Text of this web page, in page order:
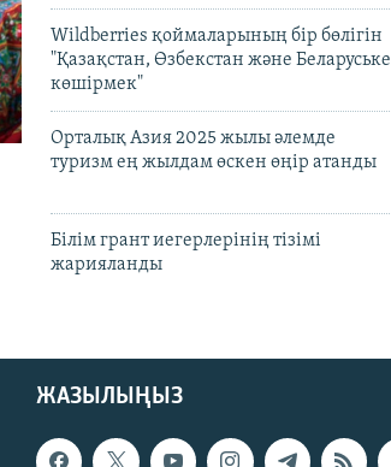
Wildberries қоймаларының бір бөлігін
"Қазақстан, Өзбекстан және Беларуське
көшірмек"
Орталық Азия 2025 жылы әлемде
туризм ең жылдам өскен өңір атанды
Білім грант иегерлерінің тізімі
жарияланды
ЖАЗЫЛЫҢЫЗ